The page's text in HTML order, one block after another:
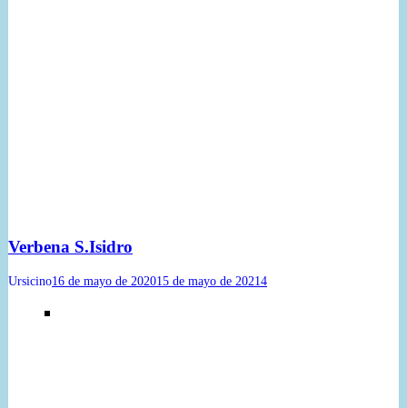
Verbena S.Isidro
Ursicino16 de mayo de 202015 de mayo de 20214